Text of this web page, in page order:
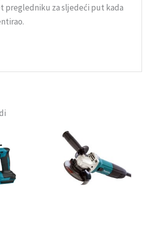
pregledniku za sljedeći put kada